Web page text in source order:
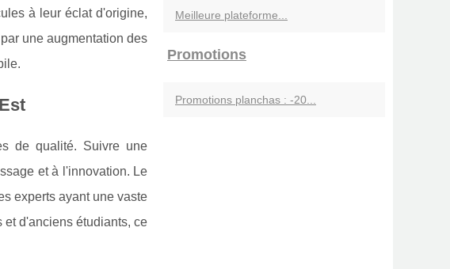
à leur éclat d'origine,
une augmentation des
de qualité. Suivre une
et à l'innovation. Le
experts ayant une vaste
d'anciens étudiants, ce
Meilleure plateforme...
Promotions
Promotions planchas : -20...